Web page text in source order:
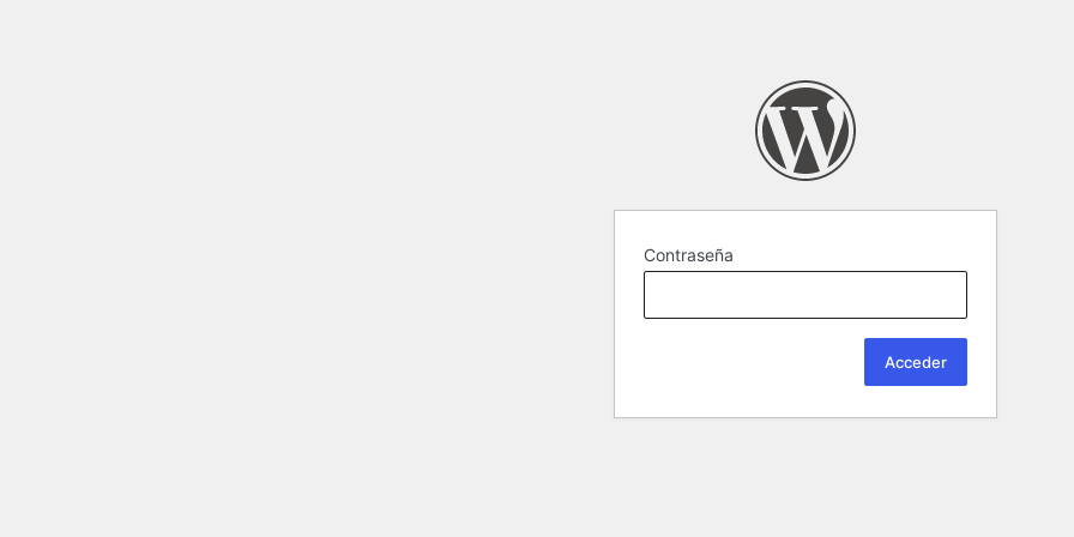
Contraseña